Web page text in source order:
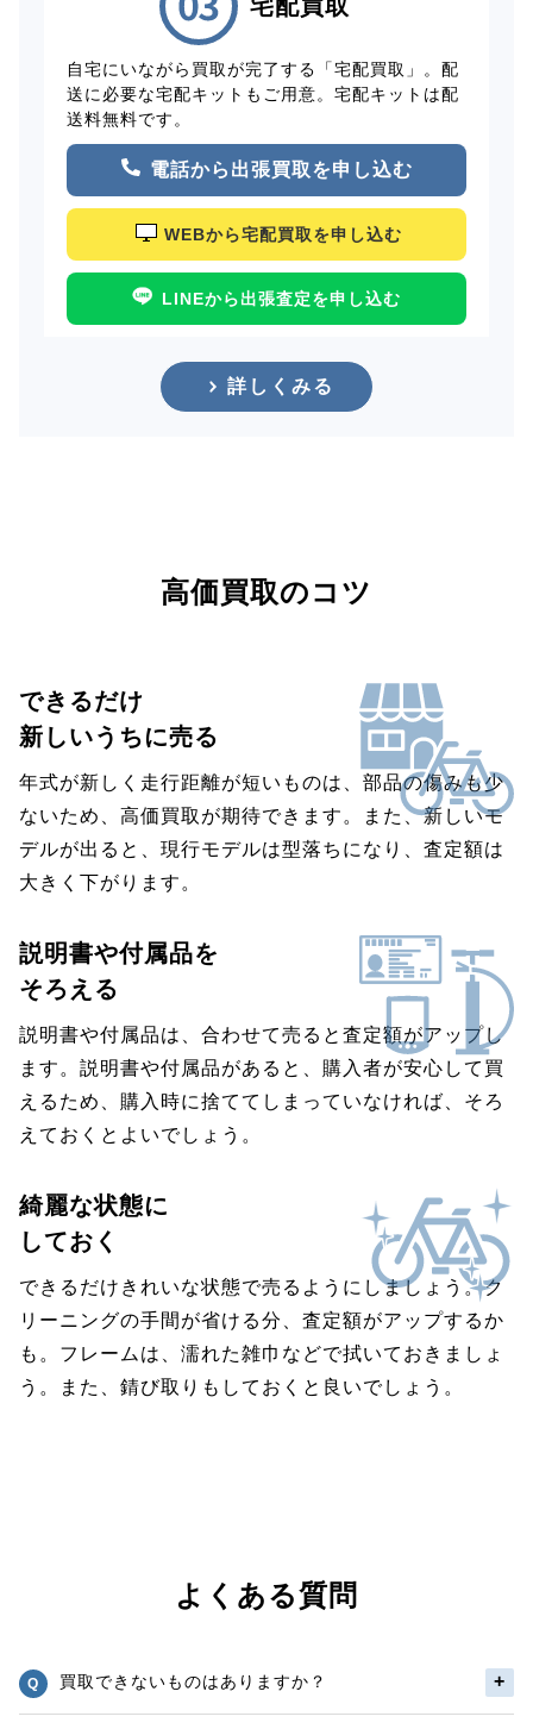
宅配買取
自宅にいながら買取が完了する「宅配買取」。配
送に必要な宅配キットもご用意。宅配キットは配
送料無料です。
電話から出張買取を申し込む
WEBから宅配買取を申し込む
LINEから出張査定を申し込む
詳しくみる
高価買取のコツ
できるだけ
新しいうちに売る
年式が新しく走行距離が短いものは、部品の傷みも少
ないため、高価買取が期待できます。また、新しいモ
デルが出ると、現行モデルは型落ちになり、査定額は
大きく下がります。
説明書や付属品を
そろえる
説明書や付属品は、合わせて売ると査定額がアップし
ます。説明書や付属品があると、購入者が安心して買
えるため、購入時に捨ててしまっていなければ、そろ
えておくとよいでしょう。
綺麗な状態に
しておく
できるだけきれいな状態で売るようにしましょう。ク
リーニングの手間が省ける分、査定額がアップするか
も。フレームは、濡れた雑巾などで拭いておきましょ
う。また、錆び取りもしておくと良いでしょう。
よくある質問
買取できないものはありますか？